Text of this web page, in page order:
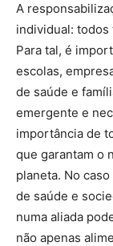
A
individual: todos
Para tal, é
escolas,
de saúde e
emergente e
importância de
que garantam o
planeta. No
de saúde e
numa aliada
não apenas